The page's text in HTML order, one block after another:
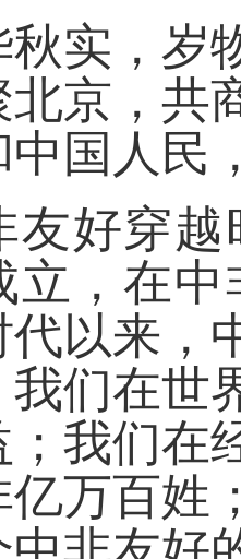
，岁物
北京，共
中国人民
穿越时
立，在
代以来，
们在世
；我们在
万百姓